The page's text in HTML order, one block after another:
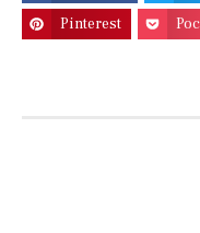
Pinterest